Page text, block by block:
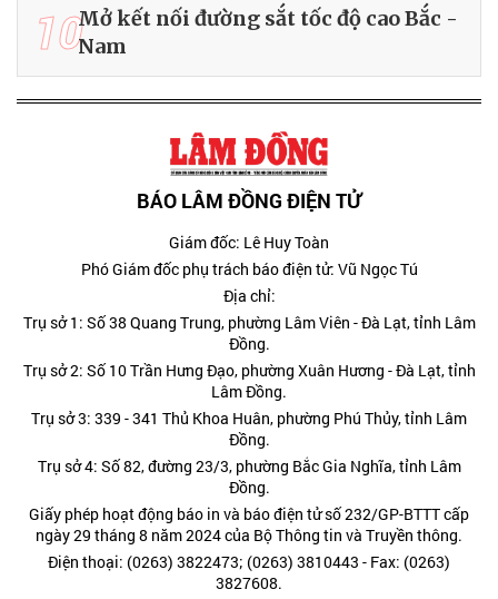
10Mở kết nối đường sắt tốc độ cao Bắc -
Nam
BÁO LÂM ĐỒNG ĐIỆN TỬ
Giám đốc: Lê Huy Toàn
Phó Giám đốc phụ trách báo điện tử: Vũ Ngọc Tú
Địa chỉ:
Trụ sở 1: Số 38 Quang Trung, phường Lâm Viên - Đà Lạt, tỉnh Lâm
Đồng.
Trụ sở 2: Số 10 Trần Hưng Đạo, phường Xuân Hương - Đà Lạt, tỉnh
Lâm Đồng.
Trụ sở 3: 339 - 341 Thủ Khoa Huân, phường Phú Thủy, tỉnh Lâm
Đồng.
Trụ sở 4: Số 82, đường 23/3, phường Bắc Gia Nghĩa, tỉnh Lâm
Đồng.
Giấy phép hoạt động báo in và báo điện tử số 232/GP-BTTT cấp
ngày 29 tháng 8 năm 2024 của Bộ Thông tin và Truyền thông.
Điện thoại: (0263) 3822473; (0263) 3810443 - Fax: (0263)
3827608.